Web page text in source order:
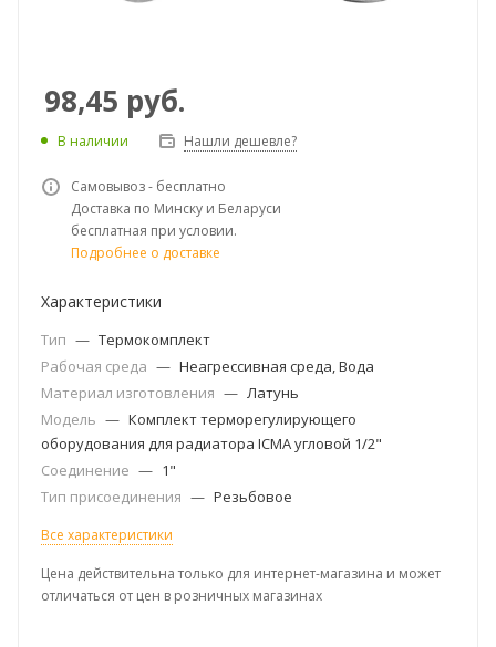
98,45 руб.
В наличии Нашли дешевле?
Самовывоз - бесплатно
Доставка по Минску и Беларуси
бесплатная при условии.
Подробнее о доставке
Характеристики
Тип — Термокомплект
Рабочая среда — Неагрессивная среда, Вода
Материал изготовления — Латунь
Модель — Комплект терморегулирующего
оборудования для радиатора ICMA угловой 1/2"
Соединение — 1"
Тип присоединения — Резьбовое
Все характеристики
Цена действительна только для интернет-магазина и может
отличаться от цен в розничных магазинах